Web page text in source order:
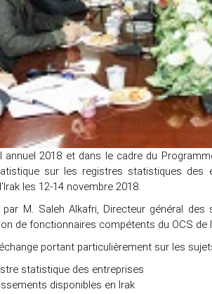
2018 et dans le cadre du
sur les registres statistiques des
les 12-14 novembre 2018.
M. Saleh Alkafri, Directeur général
de fonctionnaires compétents du OCS de
portant particulièrement sur les
statistique des entreprises
disponibles en Irak